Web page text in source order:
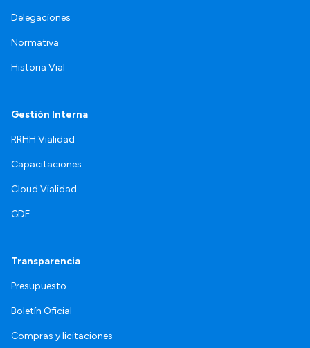
Delegaciones
Normativa
Historia Vial
Gestión Interna
RRHH Vialidad
Capacitaciones
Cloud Vialidad
GDE
Transparencia
Presupuesto
Boletín Oficial
Compras y licitaciones